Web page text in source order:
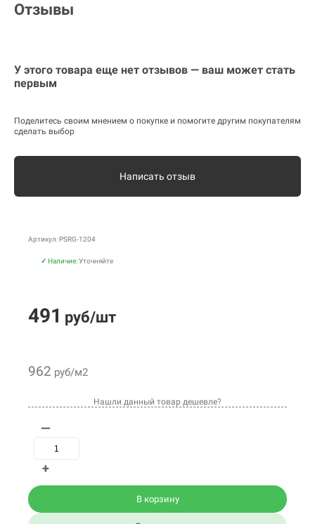
Отзывы
У этого товара еще нет отзывов — ваш может стать
первым
Поделитесь своим мнением о покупке и помогите другим покупателям
сделать выбор
Написать отзыв
Артикул: PSRG-1204
✓ Наличие:Уточняйте
491 руб/шт
962 руб/м2
Нашли данный товар дешевле?
—
+
В корзину